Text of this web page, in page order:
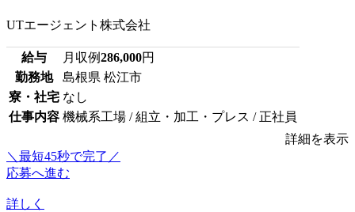
UTエージェント株式会社
給与 月収例286,000円
勤務地
島根県 松江市
寮・社宅 なし
仕事内容 機械系工場 / 組立・加工・プレス / 正社員
詳細を表示
＼最短45秒で完了／
応募へ進む
詳しく